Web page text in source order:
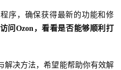
序，确保获得最新的功能和修
问Ozon，看看是否能够顺利打
解决方法，希望能帮助你有效解